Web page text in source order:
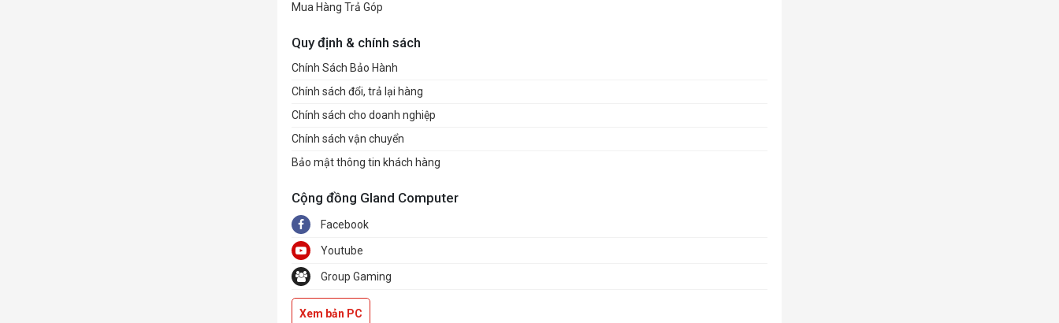
Mua Hàng Trả Góp
Quy định & chính sách
Chính Sách Bảo Hành
Chính sách đổi, trả lại hàng
Chính sách cho doanh nghiệp
Chính sách vận chuyển
Bảo mật thông tin khách hàng
Cộng đồng Gland Computer
Facebook
Youtube
Group Gaming
Xem bản PC